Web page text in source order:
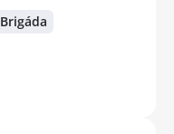
Brigáda